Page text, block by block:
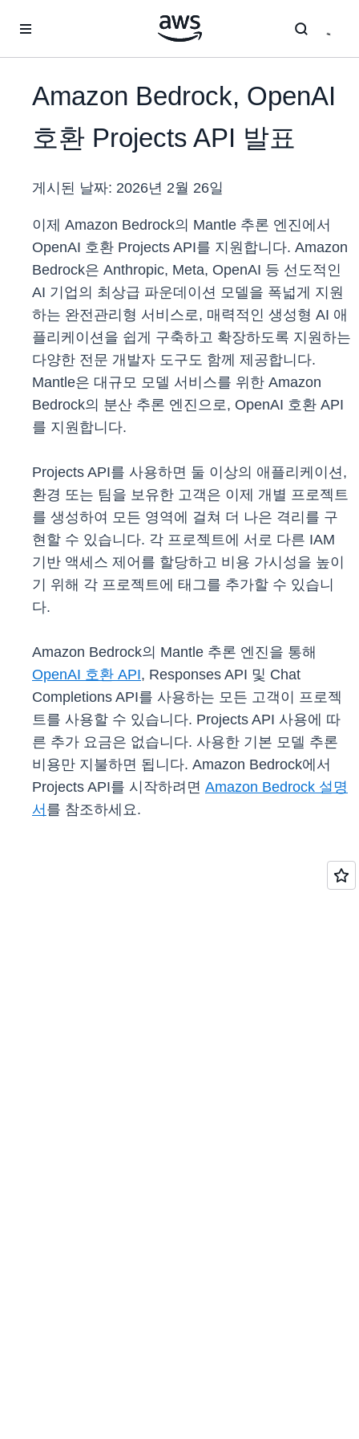
Amazon Bedrock, OpenAI
호환 Projects API 발표
게시된 날짜: 2026년 2월 26일
이제 Amazon Bedrock의 Mantle 추론 엔진에서
OpenAI 호환 Projects API를 지원합니다. Amazon
Bedrock은 Anthropic, Meta, OpenAI 등 선도적인
AI 기업의 최상급 파운데이션 모델을 폭넓게 지원
하는 완전관리형 서비스로, 매력적인 생성형 AI 애
플리케이션을 쉽게 구축하고 확장하도록 지원하는
다양한 전문 개발자 도구도 함께 제공합니다.
Mantle은 대규모 모델 서비스를 위한 Amazon
Bedrock의 분산 추론 엔진으로, OpenAI 호환 API
를 지원합니다.
Projects API를 사용하면 둘 이상의 애플리케이션,
환경 또는 팀을 보유한 고객은 이제 개별 프로젝트
를 생성하여 모든 영역에 걸쳐 더 나은 격리를 구
현할 수 있습니다. 각 프로젝트에 서로 다른 IAM
기반 액세스 제어를 할당하고 비용 가시성을 높이
기 위해 각 프로젝트에 태그를 추가할 수 있습니
다.
Amazon Bedrock의 Mantle 추론 엔진을 통해
OpenAI 호환 API, Responses API 및 Chat
Completions API를 사용하는 모든 고객이 프로젝
트를 사용할 수 있습니다. Projects API 사용에 따
른 추가 요금은 없습니다. 사용한 기본 모델 추론
비용만 지불하면 됩니다. Amazon Bedrock에서
Projects API를 시작하려면 Amazon Bedrock 설명
서 를 참조하세요.